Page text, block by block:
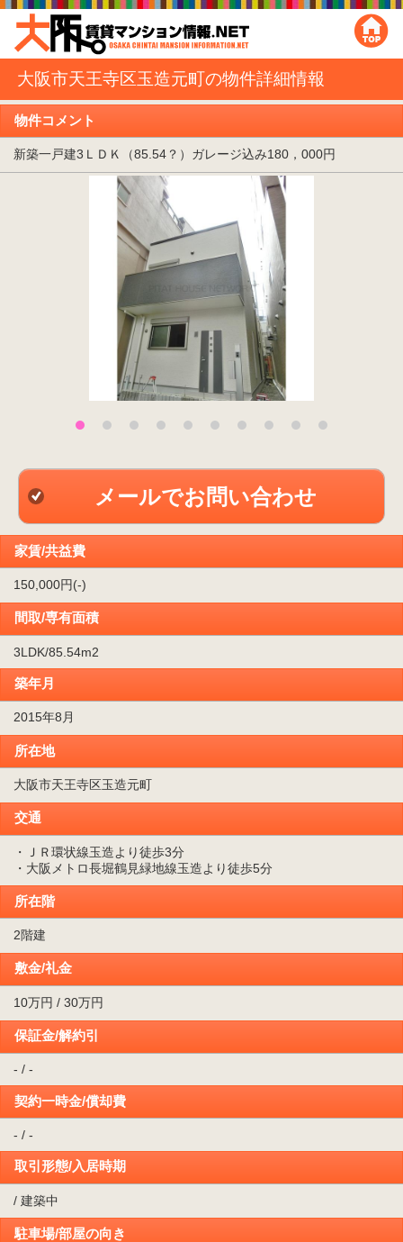
大阪市天王寺区玉造元町の物件詳細情報
物件コメント
新築一戸建3ＬＤＫ（85.54？）ガレージ込み180，000円
メールでお問い合わせ
家賃/共益費
150,000円(-)
間取/専有面積
3LDK/85.54m2
築年月
2015年8月
所在地
大阪市天王寺区玉造元町
交通
・ＪＲ環状線玉造より徒歩3分
・大阪メトロ長堀鶴見緑地線玉造より徒歩5分
所在階
2階建
敷金/礼金
10万円 / 30万円
保証金/解約引
- / -
契約一時金/償却費
- / -
取引形態/入居時期
/ 建築中
駐車場/部屋の向き